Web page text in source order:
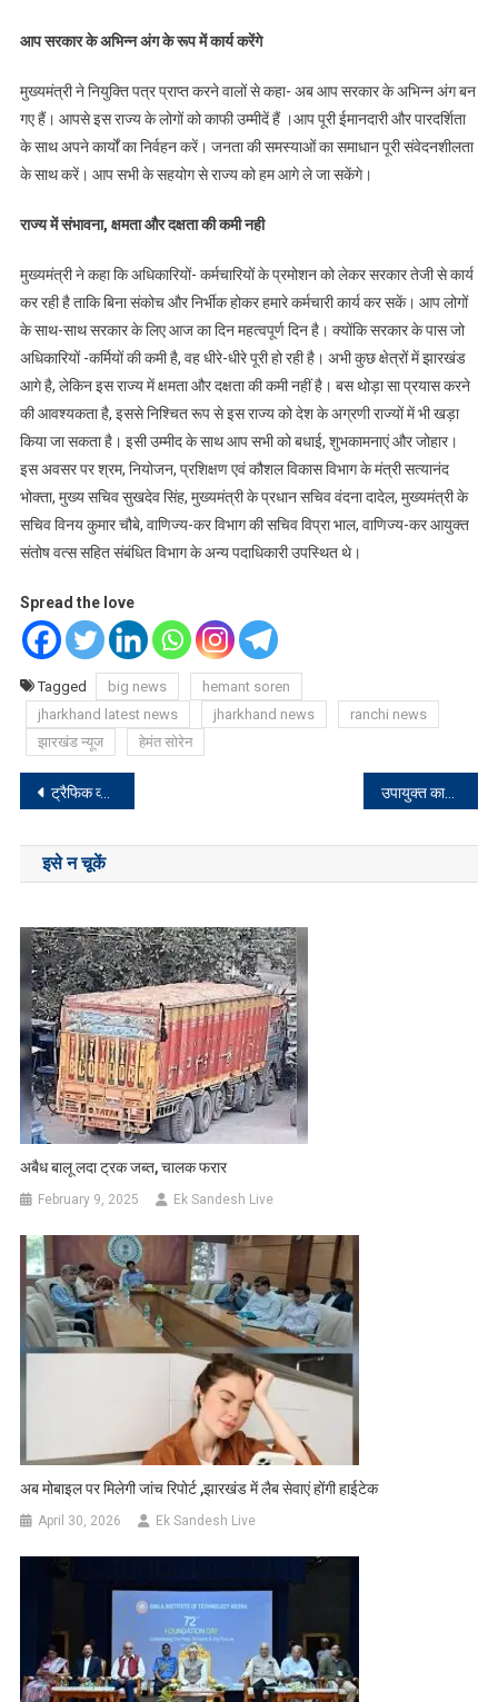
आप सरकार के अभिन्न अंग के रूप में कार्य करेंगे
मुख्यमंत्री ने नियुक्ति पत्र प्राप्त करने वालों से कहा- अब आप सरकार के अभिन्न अंग बन
गए हैं। आपसे इस राज्य के लोगों को काफी उम्मीदें हैं ।आप पूरी ईमानदारी और पारदर्शिता
के साथ अपने कार्यों का निर्वहन करें। जनता की समस्याओं का समाधान पूरी संवेदनशीलता
के साथ करें। आप सभी के सहयोग से राज्य को हम आगे ले जा सकेंगे।
राज्य में संभावना, क्षमता और दक्षता की कमी नही
मुख्यमंत्री ने कहा कि अधिकारियों- कर्मचारियों के प्रमोशन को लेकर सरकार तेजी से कार्य
कर रही है ताकि बिना संकोच और निर्भीक होकर हमारे कर्मचारी कार्य कर सकें। आप लोगों
के साथ-साथ सरकार के लिए आज का दिन महत्वपूर्ण दिन है। क्योंकि सरकार के पास जो
अधिकारियों -कर्मियों की कमी है, वह धीरे-धीरे पूरी हो रही है। अभी कुछ क्षेत्रों में झारखंड
आगे है, लेकिन इस राज्य में क्षमता और दक्षता की कमी नहीं है। बस थोड़ा सा प्रयास करने
की आवश्यकता है, इससे निश्चित रूप से इस राज्य को देश के अग्रणी राज्यों में भी खड़ा
किया जा सकता है। इसी उम्मीद के साथ आप सभी को बधाई, शुभकामनाएं और जोहार।
इस अवसर पर श्रम, नियोजन, प्रशिक्षण एवं कौशल विकास विभाग के मंत्री सत्यानंद
भोक्ता, मुख्य सचिव सुखदेव सिंह, मुख्यमंत्री के प्रधान सचिव वंदना दादेल, मुख्यमंत्री के
सचिव विनय कुमार चौबे, वाणिज्य-कर विभाग की सचिव विप्रा भाल, वाणिज्य-कर आयुक्त
संतोष वत्स सहित संबंधित विभाग के अन्य पदाधिकारी उपस्थित थे।
Spread the love
Tagged big news
hemant soren
jharkhand latest news
jharkhand news
ranchi news
झारखंड न्यूज
हेमंत सोरेन
Post
navigation
ट्रैफिक व्यवस्था को जाम मुक्त को लेकर चलाया गया अभियान उपायुक्त कार्यालय में जनता दरबार का हुआ आयोजन
इसे न चूकें
अबैध बालू लदा ट्रक जब्त, चालक फरार
February 9, 2025 Ek Sandesh Live
अब मोबाइल पर मिलेगी जांच रिपोर्ट ,झारखंड में लैब सेवाएं होंगी हाईटेक
April 30, 2026 Ek Sandesh Live